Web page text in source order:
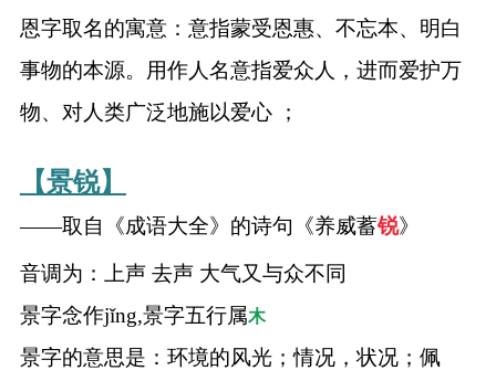
恩字取名的寓意：意指蒙受恩惠、不忘本、明白
事物的本源。用作人名意指爱众人，进而爱护万
物、对人类广泛地施以爱心 ；
【景锐】
——取自《成语大全》的诗句《养威蓄锐》
音调为：上声 去声 大气又与众不同
景字念作jǐng,景字五行属木
景字的意思是：环境的风光；情况，状况；佩